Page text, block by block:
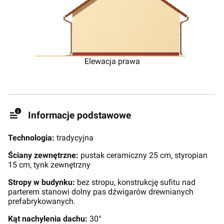
Elewacja prawa
Informacje podstawowe
Technologia: tradycyjna
Ściany zewnętrzne: pustak ceramiczny 25 cm, styropian
15 cm, tynk zewnętrzny
Stropy w budynku: bez stropu, konstrukcję sufitu nad
parterem stanowi dolny pas dźwigarów drewnianych
prefabrykowanych.
Kąt nachylenia dachu: 30°